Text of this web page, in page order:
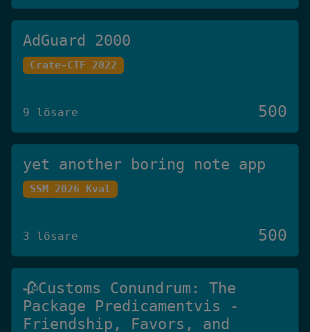
AdGuard 2000
Crate-CTF 2022
9 lösare 500
yet another boring note app
SSM 2026 Kval
3 lösare 500
🥀Customs Conundrum: The
Package Predicamentvis -
Friendship, Favors, and